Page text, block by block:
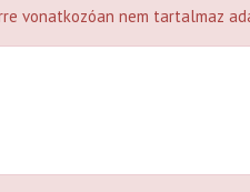
vonatkozóan nem tartalmaz